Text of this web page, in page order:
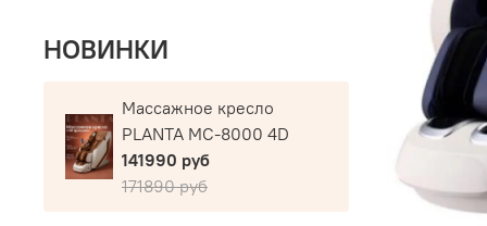
НОВИНКИ
Массажное кресло
PLANTA MC-8000 4D
141990 руб
171890 руб